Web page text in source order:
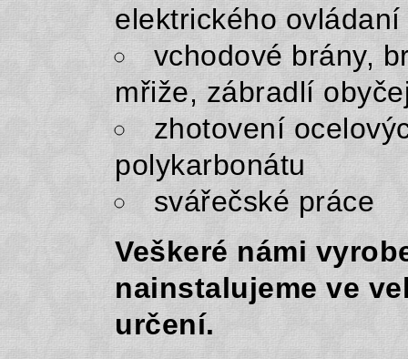
elektrického ovládaní
vchodové brány,
mřiže, zábradlí
zhotovení
polykarbonátu
svářečské práce
Veškeré námi
nainstalujeme ve
určení.